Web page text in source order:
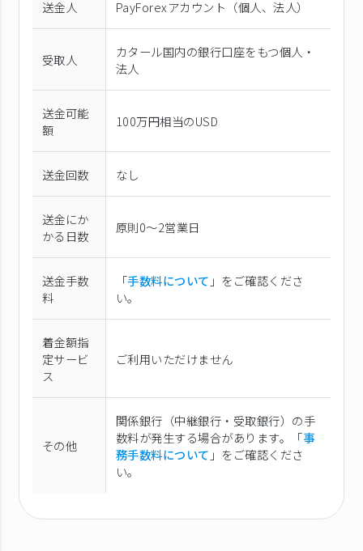
送金人 PayForexアカウント（個⼈、法⼈）
受取人
カタール国内の銀行口座をもつ個人・
法人
送金可能
額
100万円相当のUSD
送金回数 なし
送金にか
かる日数
原則0〜2営業日
送金手数
料
「手数料について 」をご確認くださ
い。
着金額指
定サービ
ス
ご利用いただけません
その他
関係銀行（中継銀行・受取銀行）の手
数料が発生する場合があります。「事
務手数料について 」をご確認くださ
い。